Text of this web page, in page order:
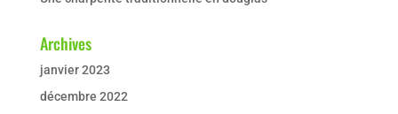
Archives
janvier 2023
décembre 2022